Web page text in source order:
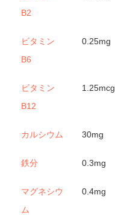
B2
ビタミン
B6
0.25mg
ビタミン
B12
1.25mcg
カルシウム 30mg
鉄分 0.3mg
マグネシウ
ム
0.4mg